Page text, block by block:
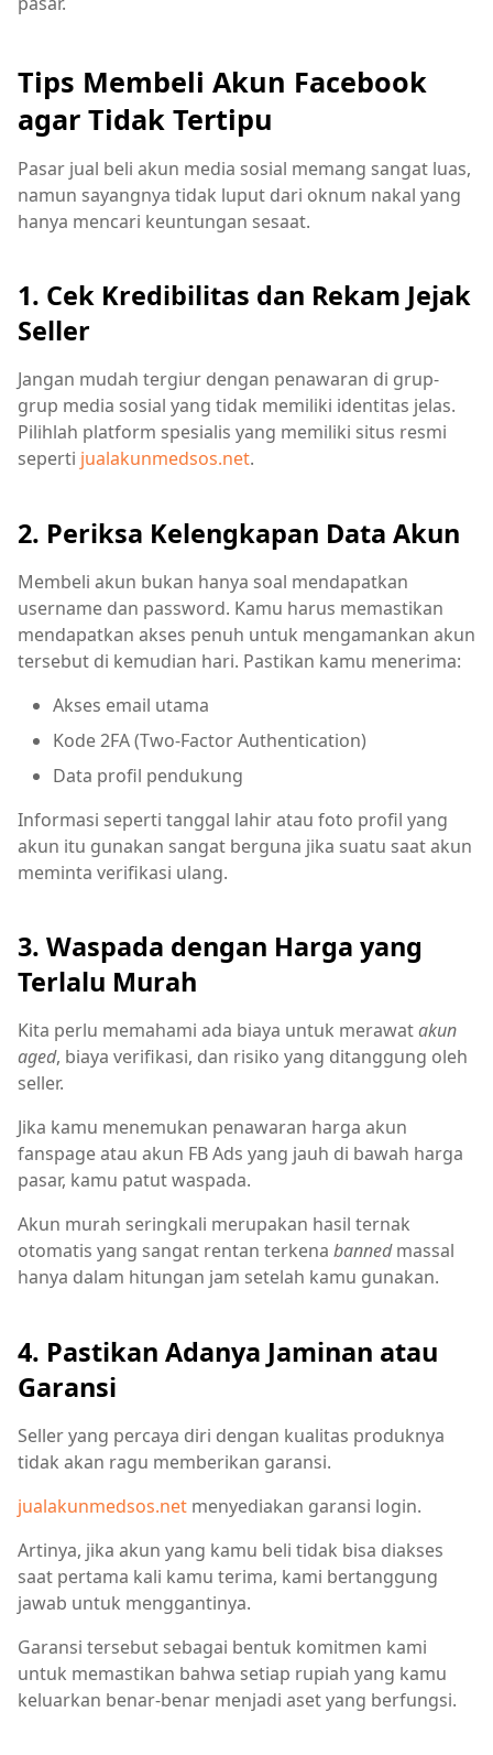
Tips Membeli Akun Facebook
agar Tidak Tertipu
Pasar jual beli akun media sosial memang sangat luas,
namun sayangnya tidak luput dari oknum nakal yang
hanya mencari keuntungan sesaat.
1. Cek Kredibilitas dan Rekam Jejak
Seller
Jangan mudah tergiur dengan penawaran di grup-
grup media sosial yang tidak memiliki identitas jelas.
Pilihlah platform spesialis yang memiliki situs resmi
seperti jualakunmedsos.net.
2. Periksa Kelengkapan Data Akun
Membeli akun bukan hanya soal mendapatkan
username dan password. Kamu harus memastikan
mendapatkan akses penuh untuk mengamankan akun
tersebut di kemudian hari. Pastikan kamu menerima:
Akses email utama
Kode 2FA (Two-Factor Authentication)
Data profil pendukung
Informasi seperti tanggal lahir atau foto profil yang
akun itu gunakan sangat berguna jika suatu saat akun
meminta verifikasi ulang.
3. Waspada dengan Harga yang
Terlalu Murah
Kita perlu memahami ada biaya untuk merawatakun
aged, biaya verifikasi, dan risiko yang ditanggung oleh
seller.
Jika kamu menemukan penawaran harga akun
fanspage atau akun FB Ads yang jauh di bawah harga
pasar, kamu patut waspada.
Akun murah seringkali merupakan hasil ternak
otomatis yang sangat rentan terkena bannedmassal
hanya dalam hitungan jam setelah kamu gunakan.
4. Pastikan Adanya Jaminan atau
Garansi
Seller yang percaya diri dengan kualitas produknya
tidak akan ragu memberikan garansi.
jualakunmedsos.net menyediakan garansi login.
Artinya, jika akun yang kamu beli tidak bisa diakses
saat pertama kali kamu terima, kami bertanggung
jawab untuk menggantinya.
Garansi tersebut sebagai bentuk komitmen kami
untuk memastikan bahwa setiap rupiah yang kamu
keluarkan benar-benar menjadi aset yang berfungsi.